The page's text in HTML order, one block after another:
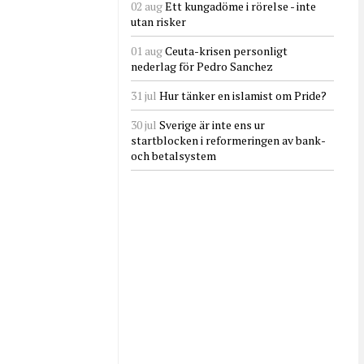
02 augEtt kungadöme i rörelse - inte
utan risker
01 augCeuta-krisen personligt
nederlag för Pedro Sanchez
31 jul Hur tänker en islamist om Pride?
30 jul Sverige är inte ens ur
startblocken i reformeringen av bank-
och betalsystem